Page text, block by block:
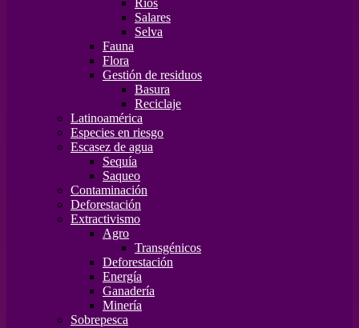
Ríos
Salares
Selva
Fauna
Flora
Gestión de residuos
Basura
Reciclaje
Latinoamérica
Especies en riesgo
Escasez de agua
Sequía
Saqueo
Contaminación
Deforestación
Extractivismo
Agro
Transgénicos
Deforestación
Energía
Ganadería
Minería
Sobrepesca